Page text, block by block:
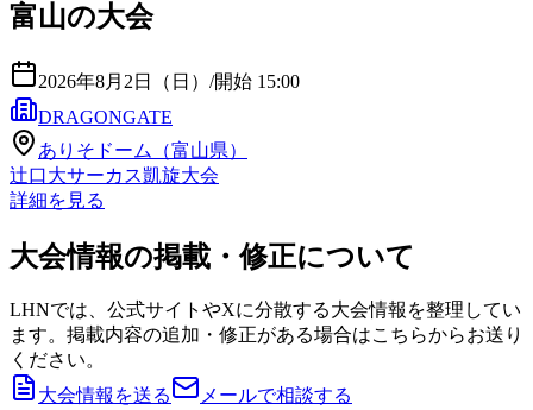
富山の大会
2026年8月2日（日） /開始 15:00
DRAGONGATE
ありそドーム（富山県）
辻口大サーカス凱旋大会
詳細を見る
大会情報の掲載・修正について
LHNでは、公式サイトやXに分散する大会情報を整理してい
ます。掲載内容の追加・修正がある場合はこちらからお送り
ください。
大会情報を送る
メールで相談する